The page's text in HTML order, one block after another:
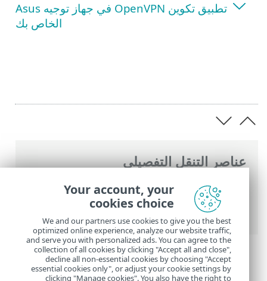
عناصر التنقل التفصيلي
تعليمات ESET عبر الإنترنت >
ESET VPN
شبكة ESET VPN لجهاز التوجيه
> إعداد تكوين
Asus
تطبيق تكوين OpenVPN في جهاز توجيه Asus
الخاص بك
Your account, your
cookies choice
We and our partners use cookies to give you the best
optimized online experience, analyze our website traffic,
and serve you with personalized ads. You can agree to the
collection of all cookies by clicking "Accept all and close",
decline all non-essential cookies by choosing "Accept
essential cookies only", or adjust your cookie settings by
clicking "Manage cookies". You also have the right to